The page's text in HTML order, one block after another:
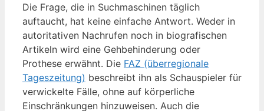
Die Frage, die in Suchmaschinen täglich
auftaucht, hat keine einfache Antwort. Weder in
autoritativen Nachrufen noch in biografischen
Artikeln wird eine Gehbehinderung oder
Prothese erwähnt. Die FAZ (überregionale
Tageszeitung) beschreibt ihn als Schauspieler für
verwickelte Fälle, ohne auf körperliche
Einschränkungen hinzuweisen. Auch die